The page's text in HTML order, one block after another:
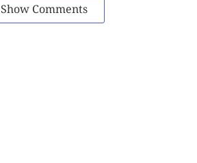
Show Comments